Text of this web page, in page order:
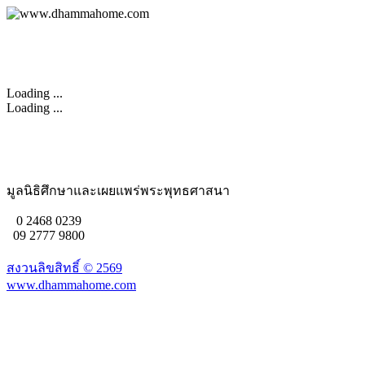
Loading ...
Loading ...
มูลนิธิศึกษาและเผยแพร่พระพุทธศาสนา
0 2468 0239
09 2777 9800
สงวนลิขสิทธิ์ © 2569
www.dhammahome.com